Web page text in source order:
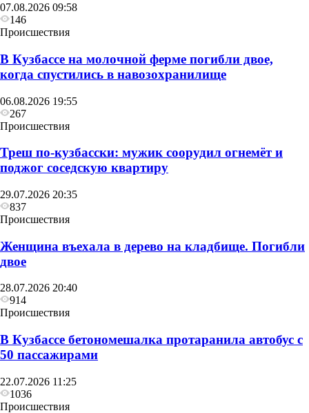
07.08.2026 09:58
146
Происшествия
В Кузбассе на молочной ферме погибли двое,
когда спустились в навозохранилище
06.08.2026 19:55
267
Происшествия
Треш по-кузбасски: мужик соорудил огнемёт и
поджог соседскую квартиру
29.07.2026 20:35
837
Происшествия
Женщина въехала в дерево на кладбище. Погибли
двое
28.07.2026 20:40
914
Происшествия
В Кузбассе бетономешалка протаранила автобус с
50 пассажирами
22.07.2026 11:25
1036
Происшествия